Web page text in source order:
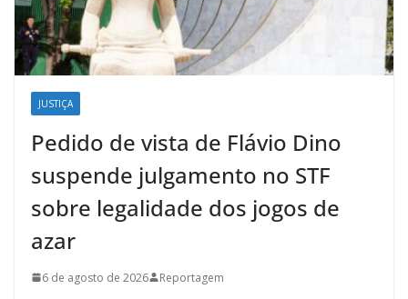
JUSTIÇA
Pedido de vista de Flávio Dino
suspende julgamento no STF
sobre legalidade dos jogos de
azar
6 de agosto de 2026 Reportagem